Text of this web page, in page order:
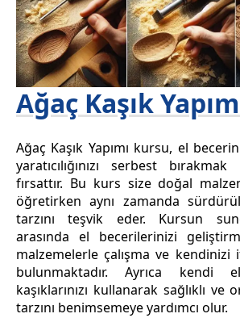
Ağaç Kaşık
Ağaç Kaşık Yapımı kursu, el
yaratıcılığınızı serbest
fırsattır. Bu kurs size doğal
öğretirken aynı zamanda
tarzını teşvik eder. Kursun
arasında el becerilerinizi
malzemelerle çalışma ve kendinizi
bulunmaktadır. Ayrıca kendi
kaşıklarınızı kullanarak sağlıklı
tarzını benimsemeye yardımcı olur.